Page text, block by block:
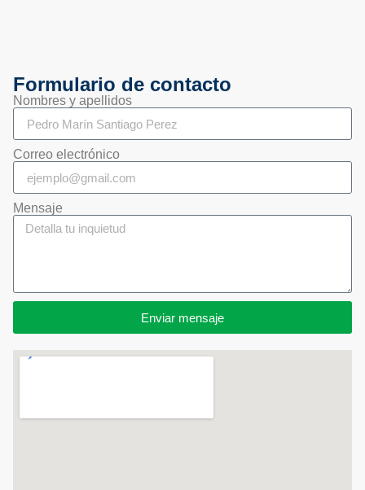
Formulario de contacto
Nombres y apellidos
Correo electrónico
Mensaje
Enviar mensaje